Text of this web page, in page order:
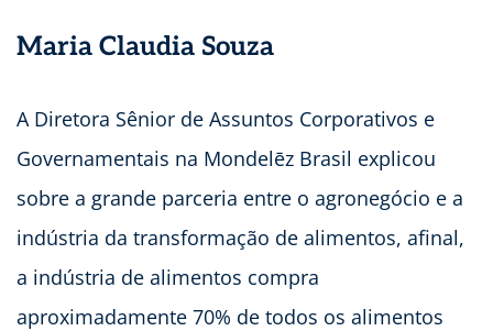
Maria Claudia Souza
A Diretora Sênior de Assuntos Corporativos e
Governamentais na Mondelēz Brasil explicou
sobre a grande parceria entre o agronegócio e a
indústria da transformação de alimentos, afinal,
a indústria de alimentos compra
aproximadamente 70% de todos os alimentos